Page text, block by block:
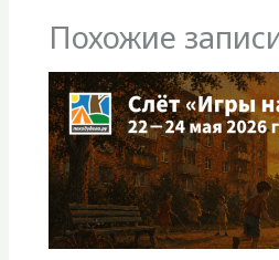
Похожие